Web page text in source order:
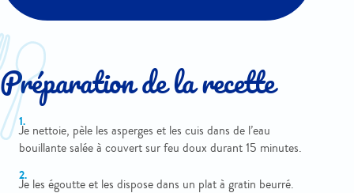
Préparation de la recette
Je nettoie, pèle les asperges et les cuis dans de l’eau
bouillante salée à couvert sur feu doux durant 15 minutes.
Je les égoutte et les dispose dans un plat à gratin beurré.